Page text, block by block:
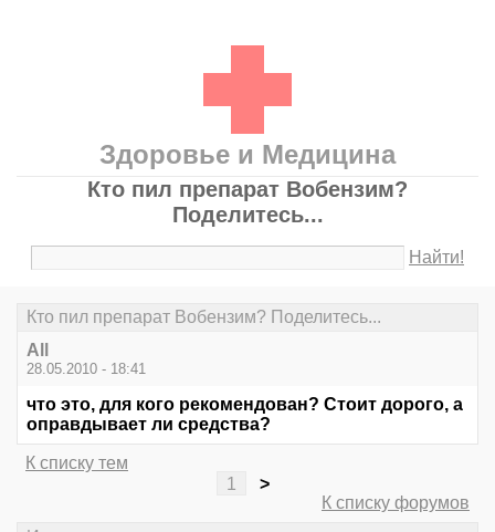
Здоровье и Медицина
Кто пил препарат Вобензим?
Поделитесь...
Найти!
Кто пил препарат Вобензим? Поделитесь...
All
28.05.2010 - 18:41
что это, для кого рекомендован? Стоит дорого, а
оправдывает ли средства?
К списку тем
1
>
К списку форумов